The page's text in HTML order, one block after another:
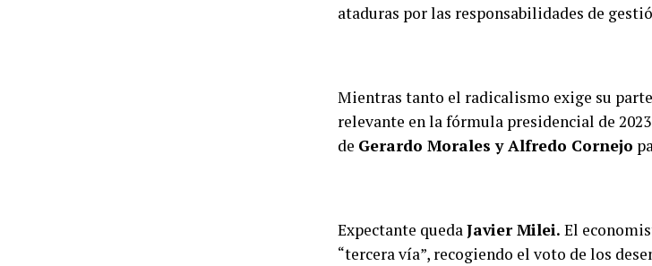
ataduras por las responsabilidades de
Mientras tanto el radicalismo exige su
relevante en la fórmula presidencial de
de Gerardo Morales y Alfredo Cornejo
Expectante quedaJavier Milei. El
“tercera vía”, recogiendo el voto de los